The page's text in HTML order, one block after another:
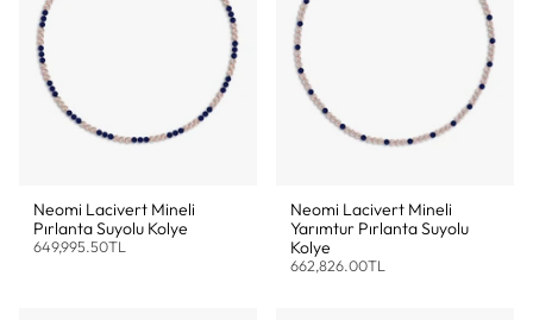
Neomi Lacivert Mineli
Pırlanta Suyolu Kolye
649,995.50TL
Neomi Lacivert Mineli
Yarımtur Pırlanta Suyolu
Kolye
662,826.00TL